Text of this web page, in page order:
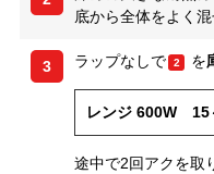
底から全体をよく混
3 ラップなしで 2 を
レンジ 600W 15
途中で2回アクを取